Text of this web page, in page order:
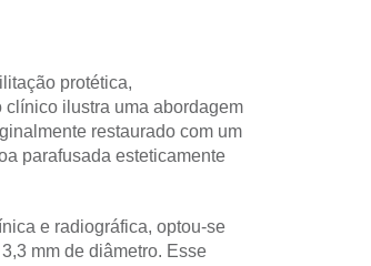
protética,
ilustra uma abordagem
restaurado com um
parafusada esteticamente
e radiográfica, optou-se
mm de diâmetro. Esse